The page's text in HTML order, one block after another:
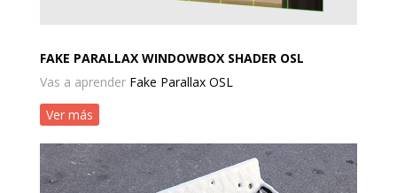
FAKE PARALLAX WINDOWBOX SHADER OSL
Vas a aprender Fake Parallax OSL
Ver más